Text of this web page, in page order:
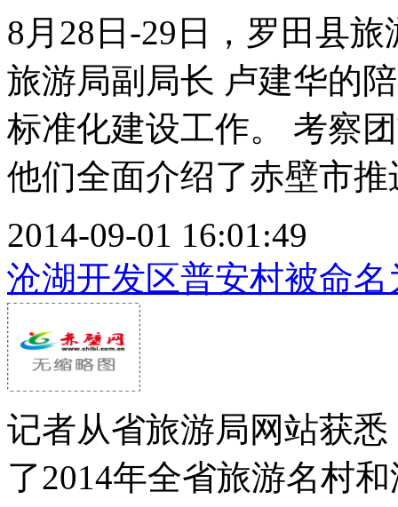
8月28日-29日，罗田县
旅游局副局长 卢建华的
标准化建设工作。 考察
他们全面介绍了赤壁市推
2014-09-01 16:01:49
沧湖开发区普安村被命
记者从省旅游局网站获
了2014年全省旅游名村